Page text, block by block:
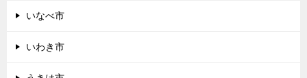
いなべ市
いわき市